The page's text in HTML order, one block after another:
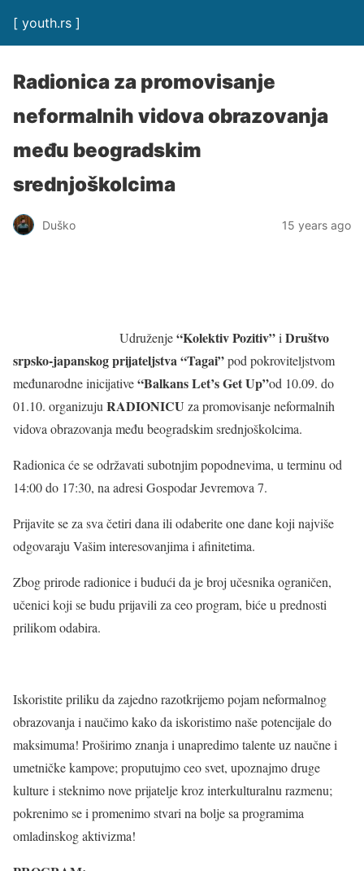
[ youth.rs ]
Radionica za promovisanje
neformalnih vidova obrazovanja
među beogradskim
srednjoškolcima
Duško 15 years ago
Udruženje“Kolektiv Pozitiv”i Društvo
srpsko-japanskog prijateljstva “Tagai”pod pokroviteljstvom
međunarodne inicijative“Balkans Let’s Get Up”od 10.09. do
01.10. organizuju RADIONICU za promovisanje neformalnih
vidova obrazovanja među beogradskim srednjoškolcima.
Radionica će se održavati subotnjim popodnevima, u terminu od
14:00 do 17:30, na adresi Gospodar Jevremova 7.
Prijavite se za sva četiri dana ili odaberite one dane koji najviše
odgovaraju Vašim interesovanjima i afinitetima.
Zbog prirode radionice i budući da je broj učesnika ograničen,
učenici koji se budu prijavili za ceo program, biće u prednosti
prilikom odabira.
Iskoristite priliku da zajedno razotkrijemo pojam neformalnog
obrazovanja i naučimo kako da iskoristimo naše potencijale do
maksimuma! Proširimo znanja i unapredimo talente uz naučne i
umetničke kampove; proputujmo ceo svet, upoznajmo druge
kulture i steknimo nove prijatelje kroz interkulturalnu razmenu;
pokrenimo se i promenimo stvari na bolje sa programima
omladinskog aktivizma!